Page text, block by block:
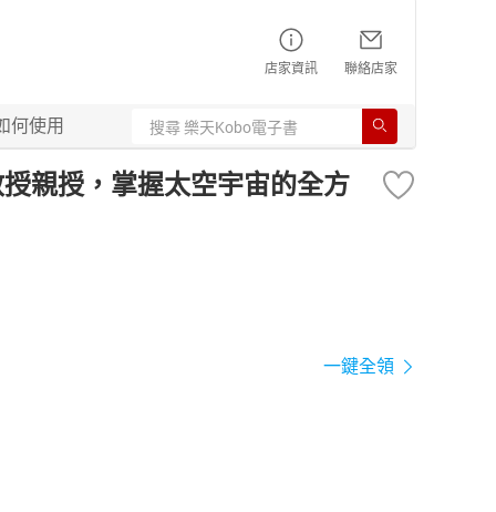
店家資訊 聯絡店家
何使用
親授，掌握太空宇宙的全方
一鍵全領